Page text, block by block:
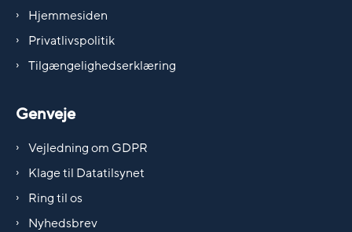
Hjemmesiden
Privatlivspolitik
Tilgængelighedserklæring
Genveje
Vejledning om GDPR
Klage til Datatilsynet
Ring til os
Nyhedsbrev